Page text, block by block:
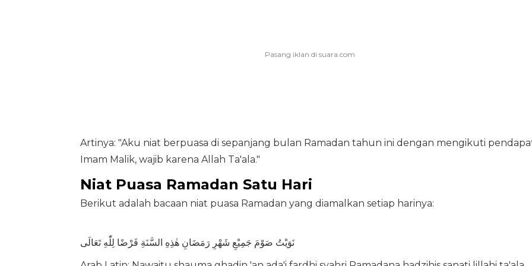
Artinya: "Aku niat berpuasa di sepanjang bulan Ramadan tahun ini dengan mengikuti
Imam Malik, wajib karena Allah Ta'ala."
Niat Puasa Ramadan Satu Hari
Berikut adalah bacaan niat puasa Ramadan yang diamalkan setiap harinya:
نَوَيْتُ صَوْمَ جَمِيْعِ شَهْرِ رَمَضَانِ هٰذِهِ السَّنَةِ فَرْضًا لِلّٰهِ تَعَالَى